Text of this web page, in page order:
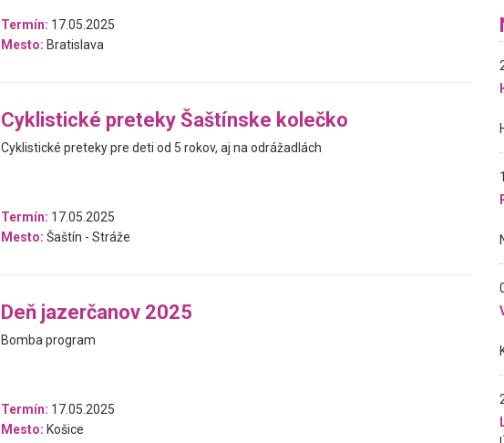
Termín: 17.05.2025
Mesto: Bratislava
Cyklistické preteky Šaštínske kolečko
Cyklistické preteky pre deti od 5 rokov, aj na odrážadlách
Termín: 17.05.2025
Mesto: Šaštín - Stráže
Deň jazerčanov 2025
Bomba program
Termín: 17.05.2025
Mesto: Košice